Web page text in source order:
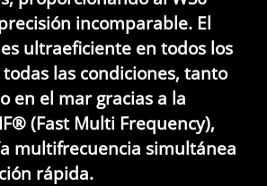
incomparable. El
es ultraeficiente en todos los
las condiciones, tanto
en el mar gracias a la
(Fast Multi Frequency),
multifrecuencia simultánea
rápida.